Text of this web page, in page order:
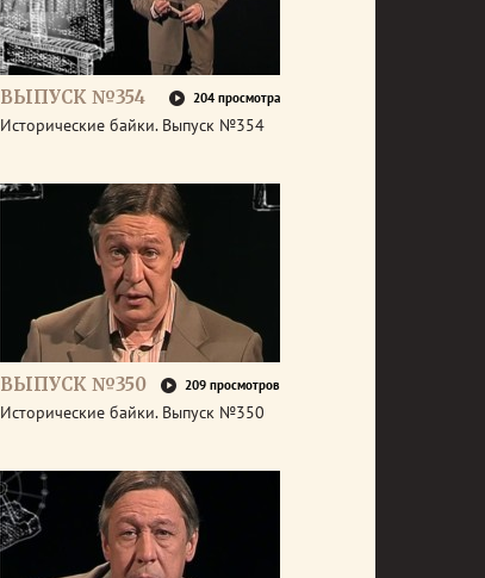
ВЫПУСК №354 204 просмотра
Исторические байки. Выпуск №354
ВЫПУСК №350 209 просмотров
Исторические байки. Выпуск №350